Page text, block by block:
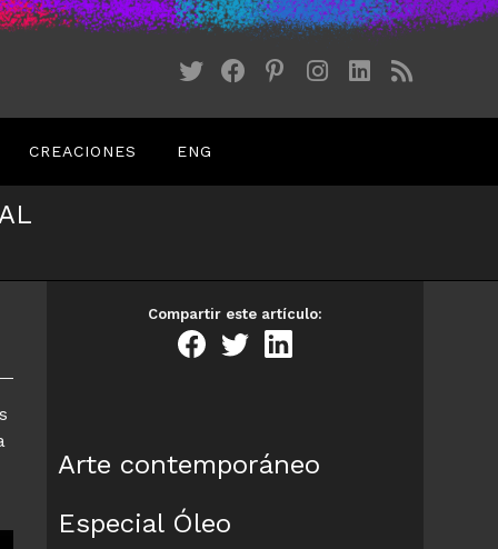
CREACIONES ENG
Compartir este artículo:
Arte contemporáneo
Especial Óleo